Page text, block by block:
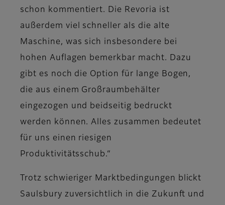
schon kommentiert. Die Revoria ist
außerdem viel schneller als die alte
Maschine, was sich insbesondere bei
hohen Auflagen bemerkbar macht. Dazu
gibt es noch die Option für lange Bogen,
die aus einem Großraumbehälter
eingezogen und beidseitig bedruckt
werden können. Alles zusammen bedeutet
für uns einen riesigen
Produktivitätsschub.“
Trotz schwieriger Marktbedingungen blickt
Saulsbury zuversichtlich in die Zukunft und